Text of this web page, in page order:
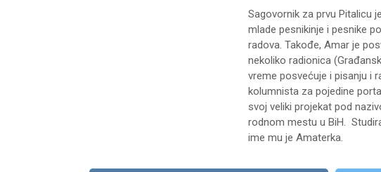
Sagovornik za prvu Pitalicu
mlade pesnikinje i pesnike
radova. Takođe, Amar je
nekoliko radionica
vreme posvećuje i pisanju i
kolumnista za pojedine
svoj veliki projekat pod
rodnom mestu u BiH.
ime mu je Amaterka.